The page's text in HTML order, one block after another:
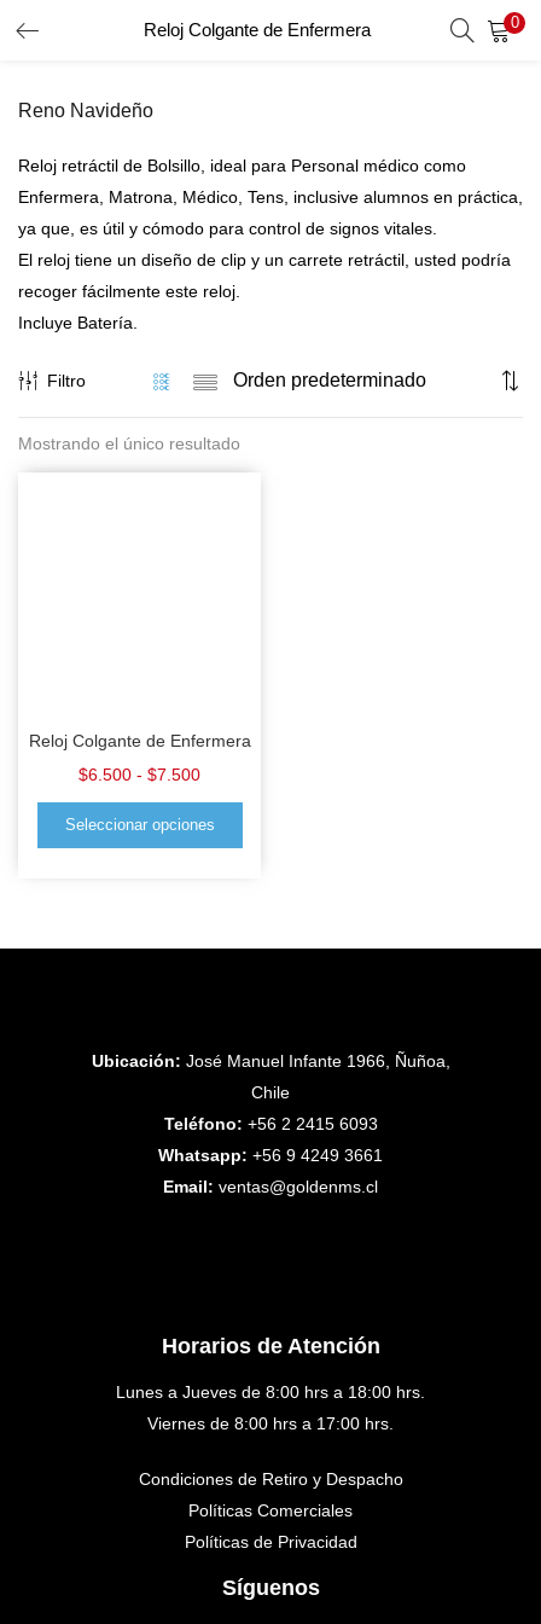
Reloj Colgante de Enfermera 0
INICIO DE SESIÓN REGISTRO
Introduzca su nombre de usuario y contraseña para iniciar
Recordar Datos
Recuperar Contraseña
Reno Navideño
Reloj retráctil de Bolsillo, ideal para Personal médico como
Enfermera, Matrona, Médico, Tens, inclusive alumnos en práctica,
ya que, es útil y cómodo para control de signos vitales.
El reloj tiene un diseño de clip y un carrete retráctil, usted podría
recoger fácilmente este reloj.
Incluye Batería.
Filtro
Mostrando el único resultado
Reloj Colgante de Enfermera
$6.500 - $7.500
Seleccionar opciones
Ubicación: José Manuel Infante 1966, Ñuñoa,
Chile
Teléfono: +56 2 2415 6093
Whatsapp: +56 9 4249 3661
Email: ventas@goldenms.cl
Horarios de Atención
Lunes a Jueves de 8:00 hrs a 18:00 hrs.
Viernes de 8:00 hrs a 17:00 hrs.
Condiciones de Retiro y Despacho
Políticas Comerciales
Políticas de Privacidad
Síguenos